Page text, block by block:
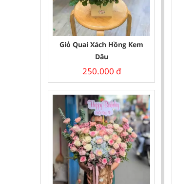
Giỏ Quai Xách Hồng Kem
Dâu
250.000 đ